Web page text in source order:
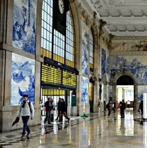
o
r
t
u
g
a
l